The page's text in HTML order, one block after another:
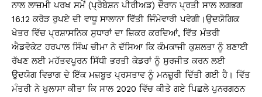
ਨਾਲ ਲਾਜ਼ਮੀ ਪਰਖ ਸਮੇਂ (ਪ੍ਰੋਬੇਸ਼ਨ ਪੀਰੀਅਡ) ਦੌਰਾਨ ਪ੍ਰਤੀ ਸਾਲ ਲਗਭਗ
16.12 ਕਰੋੜ ਰੁਪਏ ਦੀ ਵਾਧੂ ਸਾਲਾਨਾ ਵਿੱਤੀ ਜਿੰਮੇਵਾਰੀ ਪਵੇਗੀ।ਉਦਯੋਗਿਕ
ਖੇਤਰ ਵਿੱਚ ਪ੍ਰਸ਼ਾਸਨਿਕ ਸੁਧਾਰਾਂ ਦਾ ਜ਼ਿਕਰ ਕਰਦਿਆਂ, ਵਿੱਤ ਮੰਤਰੀ
ਐਡਵੋਕੇਟ ਹਰਪਾਲ ਸਿੰਘ ਚੀਮਾ ਨੇ ਦੱਸਿਆ ਕਿ ਕੰਮਕਾਜੀ ਕੁਸ਼ਲਤਾ ਨੂੰ ਬਣਾਈ
ਰੱਖਣ ਲਈ ਮਹੱਤਵਪੂਰਨ ਸਿੱਧੀ ਭਰਤੀ ਕੇਡਰਾਂ ਨੂੰ ਸੁਰਜੀਤ ਕਰਨ ਲਈ
ਉਦਯੋਗ ਵਿਭਾਗ ਦੇ ਇੱਕ ਮਜ਼ਬੂਤ ਪ੍ਰਸਤਾਵ ਨੂੰ ਮਨਜ਼ੂਰੀ ਦਿੱਤੀ ਗਈ ਹੈ। ਵਿੱਤ
ਮੰਤਰੀ ਨੇ ਖੁਲਾਸਾ ਕੀਤਾ ਕਿ ਸਾਲ 2020 ਵਿੱਚ ਕੀਤੇ ਗਏ ਪਿਛਲੇ ਪੁਨਰਗਠਨ